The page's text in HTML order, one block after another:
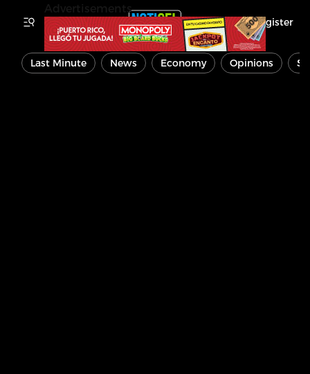
Register
Last Minute News Economy Opinions
Advertisements